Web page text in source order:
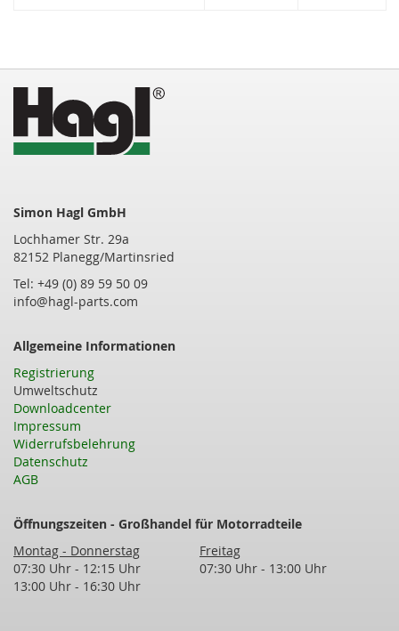
Simon Hagl GmbH
Lochhamer Str. 29a
82152 Planegg/Martinsried
Tel: +49 (0) 89 59 50 09
info@hagl-parts.com
Allgemeine Informationen
Registrierung
Umweltschutz
Downloadcenter
Impressum
Widerrufsbelehrung
Datenschutz
AGB
Öffnungszeiten - Großhandel für Motorradteile
Montag - Donnerstag
Freitag
07:30 Uhr - 12:15 Uhr
13:00 Uhr - 16:30 Uhr
07:30 Uhr - 13:00 Uhr